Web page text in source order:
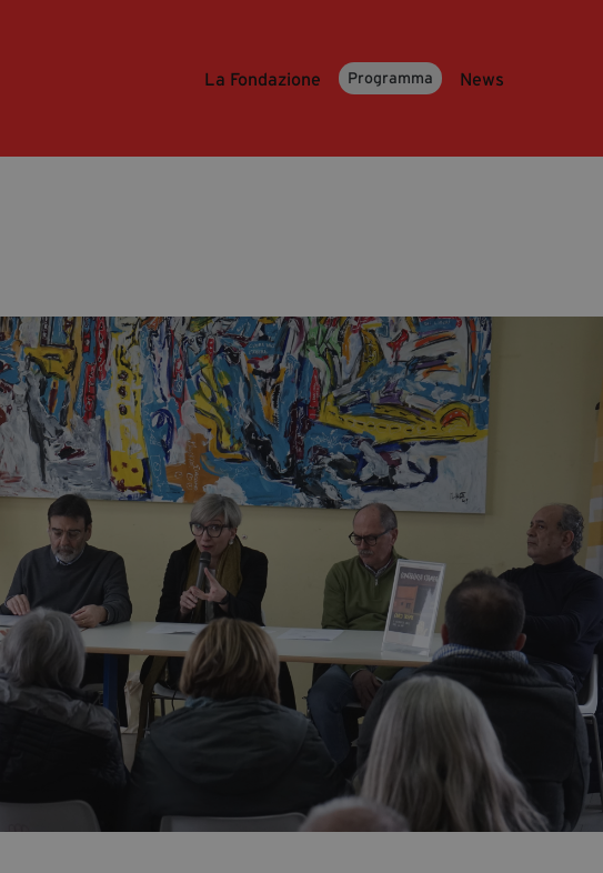
La Fondazione Programma News